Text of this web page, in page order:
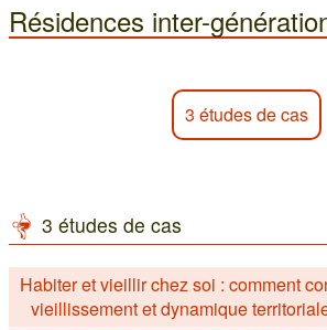
Résidences inter-
3 études de cas
3 études de cas
Habiter et vieillir chez soi : comment
vieillissement et dynamique